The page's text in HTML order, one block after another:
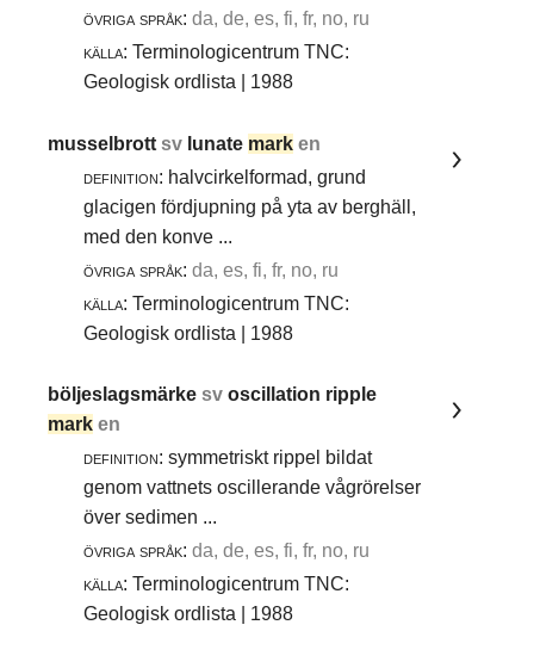
övriga språk: da, de, es, fi, fr, no, ru
källa: Terminologicentrum TNC:
Geologisk ordlista | 1988
musselbrottsv lunate mark en
definition: halvcirkelformad, grund
glacigen fördjupning på yta av berghäll,
med den konve ...
övriga språk: da, es, fi, fr, no, ru
källa: Terminologicentrum TNC:
Geologisk ordlista | 1988
böljeslagsmärkesvoscillation ripple
mark en
definition: symmetriskt rippel bildat
genom vattnets oscillerande vågrörelser
över sedimen ...
övriga språk: da, de, es, fi, fr, no, ru
källa: Terminologicentrum TNC:
Geologisk ordlista | 1988